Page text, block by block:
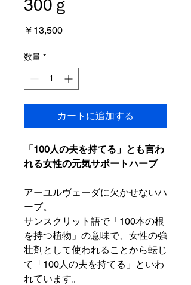
300ｇ
￥13,500価
数量 *
カートに追加する
「100人の夫を持てる」とも言わ
れる女性の元気サポートハーブ
アーユルヴェーダに欠かせないハ
ーブ。
サンスクリット語で「100本の根
を持つ植物」の意味で、女性の強
壮剤として使われることから転じ
て「100人の夫を持てる」といわ
れています。